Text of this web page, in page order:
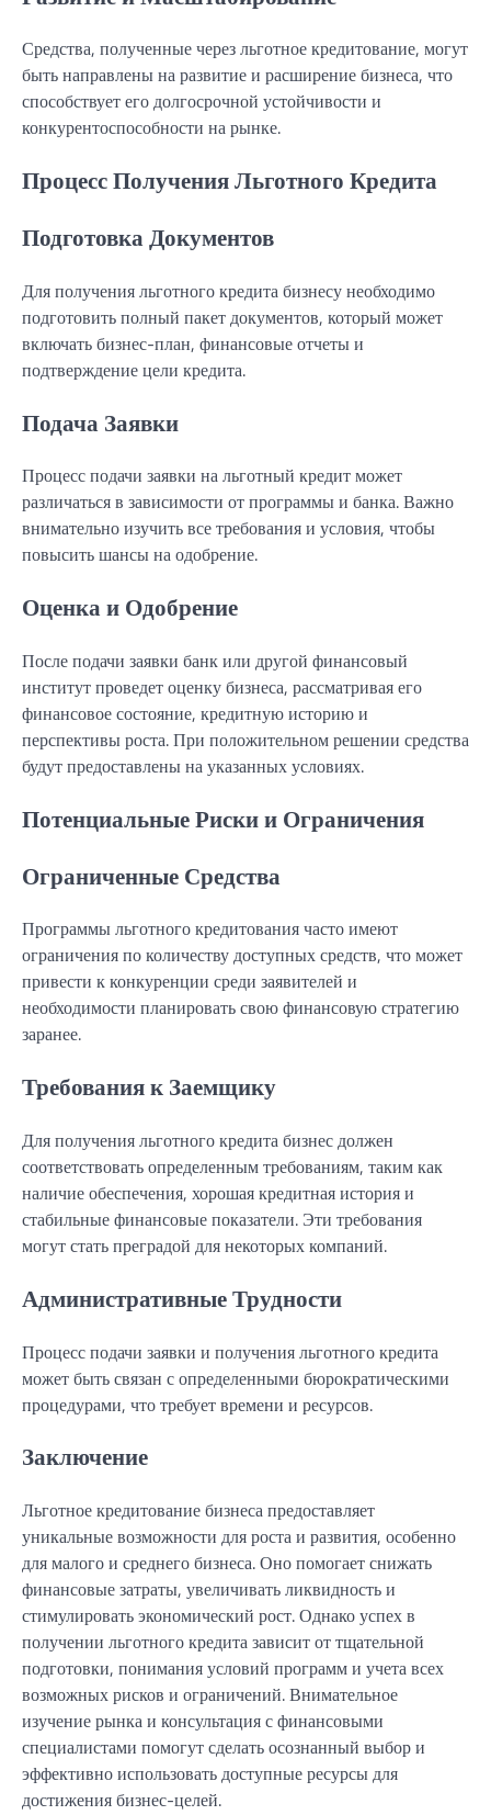
Средства, полученные через льготное кредитование, могут
быть направлены на развитие и расширение бизнеса, что
способствует его долгосрочной устойчивости и
конкурентоспособности на рынке.
Процесс Получения Льготного Кредита
Подготовка Документов
Для получения льготного кредита бизнесу необходимо
подготовить полный пакет документов, который может
включать бизнес-план, финансовые отчеты и
подтверждение цели кредита.
Подача Заявки
Процесс подачи заявки на льготный кредит может
различаться в зависимости от программы и банка. Важно
внимательно изучить все требования и условия, чтобы
повысить шансы на одобрение.
Оценка и Одобрение
После подачи заявки банк или другой финансовый
институт проведет оценку бизнеса, рассматривая его
финансовое состояние, кредитную историю и
перспективы роста. При положительном решении средства
будут предоставлены на указанных условиях.
Потенциальные Риски и Ограничения
Ограниченные Средства
Программы льготного кредитования часто имеют
ограничения по количеству доступных средств, что может
привести к конкуренции среди заявителей и
необходимости планировать свою финансовую стратегию
заранее.
Требования к Заемщику
Для получения льготного кредита бизнес должен
соответствовать определенным требованиям, таким как
наличие обеспечения, хорошая кредитная история и
стабильные финансовые показатели. Эти требования
могут стать преградой для некоторых компаний.
Административные Трудности
Процесс подачи заявки и получения льготного кредита
может быть связан с определенными бюрократическими
процедурами, что требует времени и ресурсов.
Заключение
Льготное кредитование бизнеса предоставляет
уникальные возможности для роста и развития, особенно
для малого и среднего бизнеса. Оно помогает снижать
финансовые затраты, увеличивать ликвидность и
стимулировать экономический рост. Однако успех в
получении льготного кредита зависит от тщательной
подготовки, понимания условий программ и учета всех
возможных рисков и ограничений. Внимательное
изучение рынка и консультация с финансовыми
специалистами помогут сделать осознанный выбор и
эффективно использовать доступные ресурсы для
достижения бизнес-целей.